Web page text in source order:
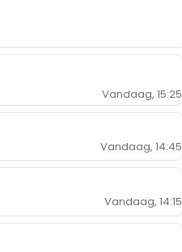
Vandaag, 15:25
Vandaag, 14:45
Vandaag, 14:15